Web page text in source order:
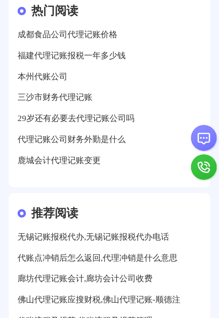
热门阅读
成都食品公司代理记账价格
福建代理记账报税一年多少钱
本州代账公司
三沙市财务代理记账
29岁还有必要去代理记账公司吗
代理记账公司财务外勤是什么
鹿城会计代理记账变更
推荐阅读
无锡记账报税代办,无锡记账报税代办电话
代账点冲销后怎么返回,代理冲销是什么意思
廊坊代理记账会计,廊坊会计公司收费
佛山代理记账应搜财税,佛山代理记账-顺德注